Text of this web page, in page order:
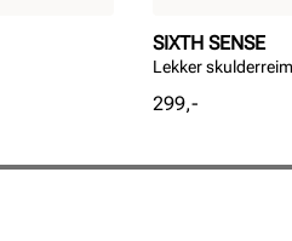
SIXTH SENSE
Lekker
Pris
299,-